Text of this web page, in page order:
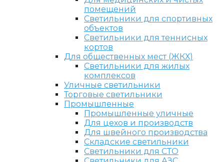
помещений
Светильники для спортивных
объектов
Светильники для теннисных
кортов
Для общественных мест (ЖКХ)
Светильники для жилых
комплексов
Уличные светильники
Торговые светильники
Промышленные
Промышленные уличные
Для цехов и производств
Для швейного производства
Складские светильники
Светильники для СТО